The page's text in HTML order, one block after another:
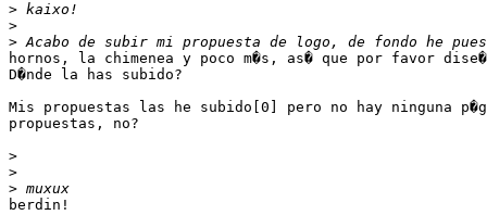
>
>
>
hornos, la chimenea y poco m�s, as� que por favor
D�nde la has subido?
Mis propuestas las he subido[0] pero no hay ninguna
propuestas, no?
>
>
>
berdin!